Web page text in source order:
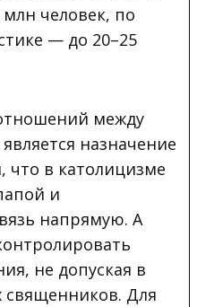
человек, по
— до 20–25
между
назначение
что в католицизме
и
напрямую. А
не допуская в
священников. Для